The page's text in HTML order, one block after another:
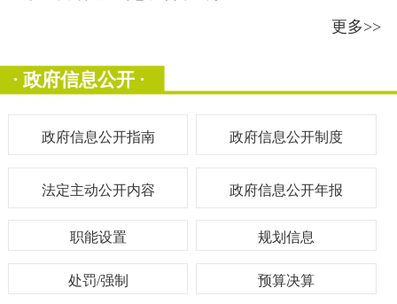
更多>>
· 政府信息公开 ·
政府信息公开指南 政府信息公开制度
法定主动公开内容 政府信息公开年报
职能设置 规划信息
处罚/强制 预算决算